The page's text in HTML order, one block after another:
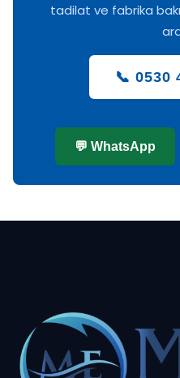
tadilat ve fabrika
📞 0530
💬 WhatsApp